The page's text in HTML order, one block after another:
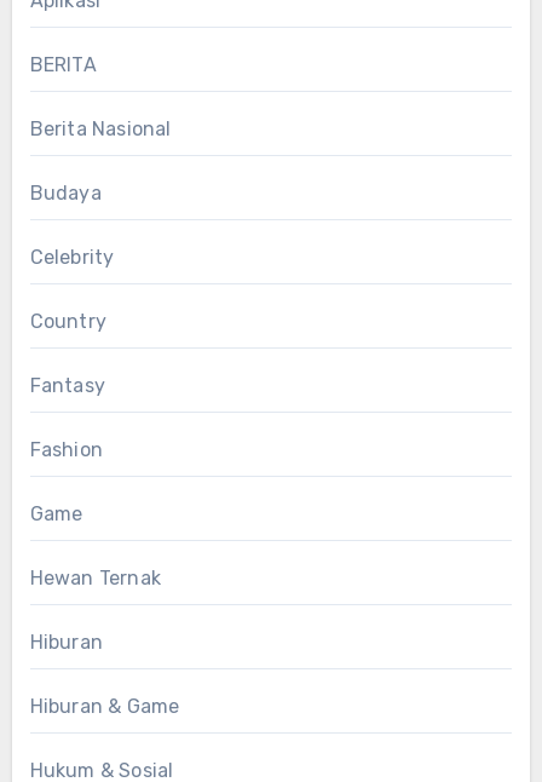
BERITA
Berita Nasional
Budaya
Celebrity
Country
Fantasy
Fashion
Game
Hewan Ternak
Hiburan
Hiburan & Game
Hukum & Sosial